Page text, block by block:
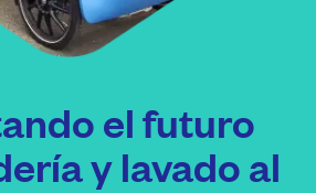
el futuro
y lavado al